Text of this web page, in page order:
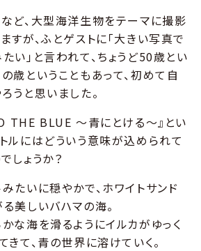
ど、大型海洋生物をテーマに撮影
すが、ふとゲストに「大きい写真で
い」と言われて、ちょうど50歳とい
歳ということもあって、初めて自
うと思いました。
THE BLUE ～青にとける～』とい
ルにはどういう意味が込められて
しょうか？
たいに穏やかで、ホワイトサンド
美しいバハマの海。
な海を滑るようにイルカがゆっく
きて、青の世界に溶けていく。